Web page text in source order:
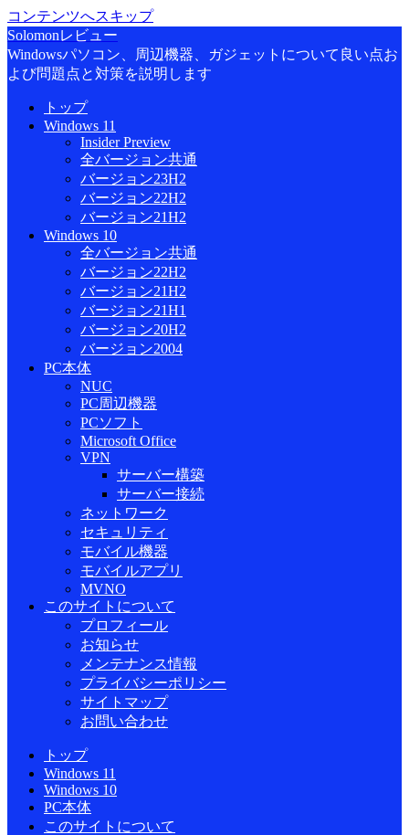
コンテンツへスキップ
Solomonレビュー
Windowsパソコン、周辺機器、ガジェットについて良い点お
よび問題点と対策を説明します
トップ
Windows 11
Insider Preview
全バージョン共通
バージョン23H2
バージョン22H2
バージョン21H2
Windows 10
全バージョン共通
バージョン22H2
バージョン21H2
バージョン21H1
バージョン20H2
バージョン2004
PC本体
NUC
PC周辺機器
PCソフト
Microsoft Office
VPN
サーバー構築
サーバー接続
ネットワーク
セキュリティ
モバイル機器
モバイルアプリ
MVNO
このサイトについて
プロフィール
お知らせ
メンテナンス情報
プライバシーポリシー
サイトマップ
お問い合わせ
トップ
Windows 11
Windows 10
PC本体
このサイトについて